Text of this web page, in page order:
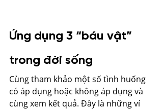
Ứng dụng 3 “báu vật”
trong đời sống
Cùng tham khảo một số tình huống
có áp dụng hoặc không áp dụng và
cùng xem kết quả. Đây là những ví